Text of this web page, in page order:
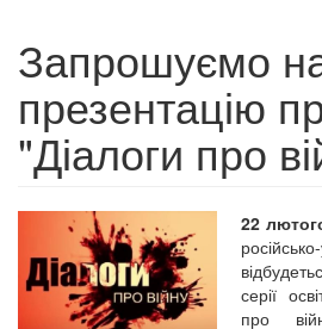
Запрошуємо
презентацію
"Діалоги про
22
серії
про